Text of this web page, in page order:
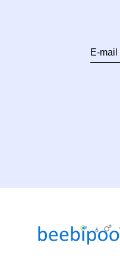
E-
mail